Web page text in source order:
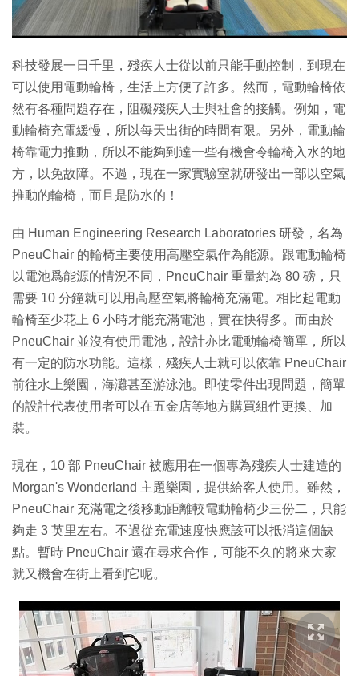
科技發展一日千里，殘疾人士從以前只能手動控制，到現在
可以使用電動輪椅，生活上方便了許多。然而，電動輪椅依
然有各種問題存在，阻礙殘疾人士與社會的接觸。例如，電
動輪椅充電緩慢，所以每天出街的時間有限。另外，電動輪
椅靠電力推動，所以不能夠到達一些有機會令輪椅入水的地
方，以免故障。不過，現在一家實驗室就研發出一部以空氣
推動的輪椅，而且是防水的！
由 Human Engineering Research Laboratories 研發，名為
PneuChair 的輪椅主要使用高壓空氣作為能源。跟電動輪椅
以電池爲能源的情況不同，PneuChair 重量約為 80 磅，只
需要 10 分鐘就可以用高壓空氣將輪椅充滿電。相比起電動
輪椅至少花上 6 小時才能充滿電池，實在快得多。而由於
PneuChair 並沒有使用電池，設計亦比電動輪椅簡單，所以
有一定的防水功能。這樣，殘疾人士就可以依靠 PneuChair
前往水上樂園，海灘甚至游泳池。即使零件出現問題，簡單
的設計代表使用者可以在五金店等地方購買組件更換、加
裝。
現在，10 部 PneuChair 被應用在一個專為殘疾人士建造的
Morgan's Wonderland 主題樂園，提供給客人使用。雖然，
PneuChair 充滿電之後移動距離較電動輪椅少三份二，只能
夠走 3 英里左右。不過從充電速度快應該可以抵消這個缺
點。暫時 PneuChair 還在尋求合作，可能不久的將來大家
就又機會在街上看到它呢。